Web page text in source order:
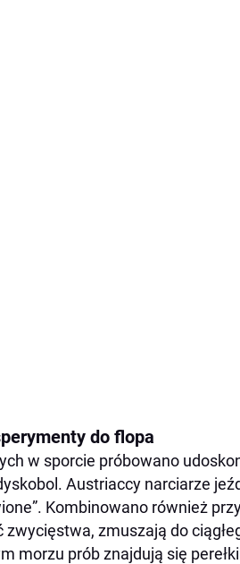
do flopa
w sporcie próbowano
Austriaccy narciarze
Kombinowano również
zwycięstwa, zmuszają do
morzu prób znajdują się